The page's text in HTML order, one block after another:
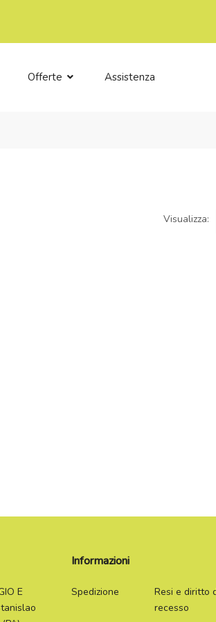
Offerte Assistenza
Visualizza:
E
Informazioni
Spedizione
Resi e diritto
recesso